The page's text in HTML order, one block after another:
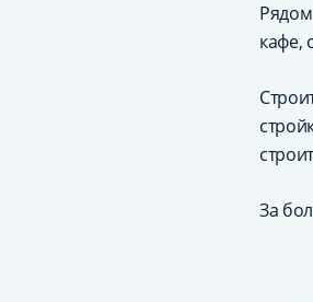
кафе,
За